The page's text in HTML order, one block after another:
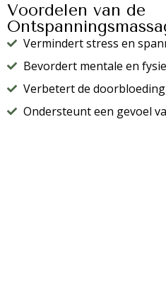
Voordelen van de
Vermindert stress en
Bevordert mentale en
Verbetert de doorbloeding
Ondersteunt een gevoel